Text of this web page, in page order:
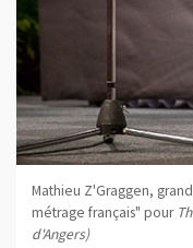
Mathieu Z'Graggen,
métrage français" pour
d'Angers)